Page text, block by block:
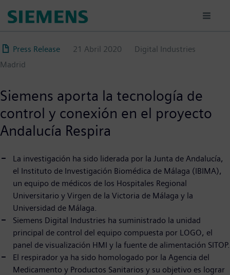
principal
Press Release 21 Abril 2020
Digital Industries
Madrid
Siemens aporta la tecnología de
control y conexión en el proyecto
Andalucía Respira
La investigación ha sido liderada por la Junta de Andalucía,
el Instituto de Investigación Biomédica de Málaga (IBIMA),
un equipo de médicos de los Hospitales Regional
Universitario y Virgen de la Victoria de Málaga y la
Universidad de Málaga.
Siemens Digital Industries ha suministrado la unidad
principal de control del equipo compuesta por LOGO, el
panel de visualización HMI y la fuente de alimentación SITOP.
El respirador ya ha sido homologado por la Agencia del
Medicamento y Productos Sanitarios y su objetivo es lograr